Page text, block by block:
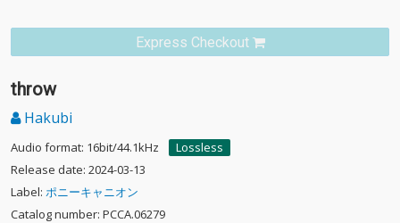
Express Checkout
throw
Hakubi
Audio format: 16bit/44.1kHz
Lossless
Release date: 2024-03-13
Label: ポニーキャニオン
Catalog number: PCCA.06279